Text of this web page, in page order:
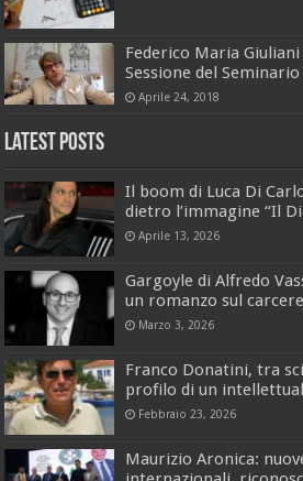
Federico Maria
Sessione del Seminario
Aprile 24, 2018
Latest Posts
Il boom di Luca Di
dietro l’immagine “Il
Aprile 13, 2026
Gargoyle di Alfredo
un romanzo sul
Marzo 3, 2026
Franco Donatini, tra
profilo di un
Febbraio 23, 2026
Maurizio Aronica: